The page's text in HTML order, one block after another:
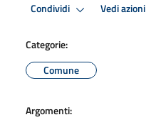
Condividi Vedi azioni
Categorie:
Comune
Argomenti: